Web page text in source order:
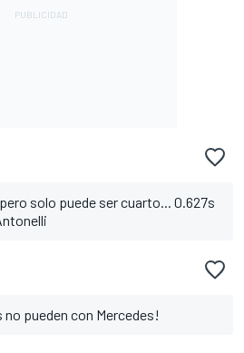
solo puede ser cuarto... 0.627s
no pueden con Mercedes!